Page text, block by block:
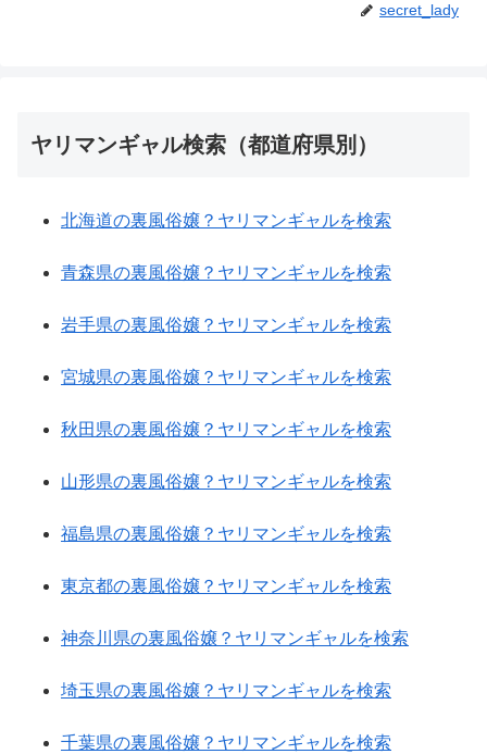
secret_lady
ヤリマンギャル検索（都道府県別）
北海道の裏風俗嬢？ヤリマンギャルを検索
青森県の裏風俗嬢？ヤリマンギャルを検索
岩手県の裏風俗嬢？ヤリマンギャルを検索
宮城県の裏風俗嬢？ヤリマンギャルを検索
秋田県の裏風俗嬢？ヤリマンギャルを検索
山形県の裏風俗嬢？ヤリマンギャルを検索
福島県の裏風俗嬢？ヤリマンギャルを検索
東京都の裏風俗嬢？ヤリマンギャルを検索
神奈川県の裏風俗嬢？ヤリマンギャルを検索
埼玉県の裏風俗嬢？ヤリマンギャルを検索
千葉県の裏風俗嬢？ヤリマンギャルを検索